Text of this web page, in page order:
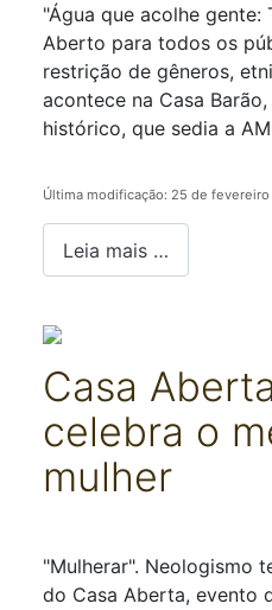
"Água que acolhe gente:
Aberto para todos os
restrição de gêneros,
acontece na Casa
histórico, que sedia a
Última modificação: 25 de
Leia mais …
Casa
celebra o
mulher
"Mulherar". Neologismo
do Casa Aberta, evento